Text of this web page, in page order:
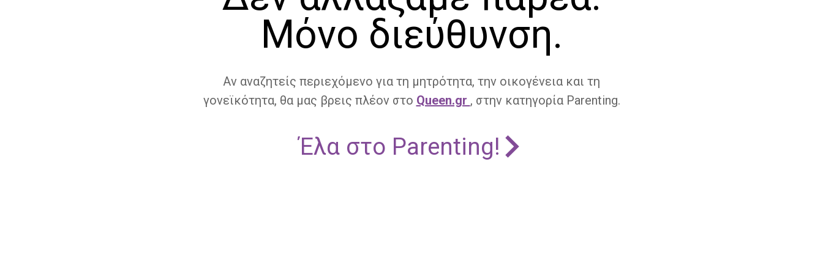
Μόνο διεύθυνση.
Αν αναζητείς περιεχόμενο για τη μητρότητα, την οικογένεια και τη
γονεϊκότητα, θα μας βρεις πλέον στο Queen.gr , στην κατηγορία Parenting.
Έλα στο Parenting!